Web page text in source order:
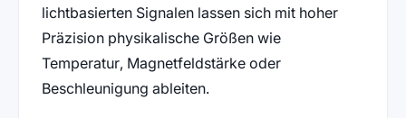
lichtbasierten Signalen lassen sich mit hoher
Präzision physikalische Größen wie
Temperatur, Magnetfeldstärke oder
Beschleunigung ableiten.